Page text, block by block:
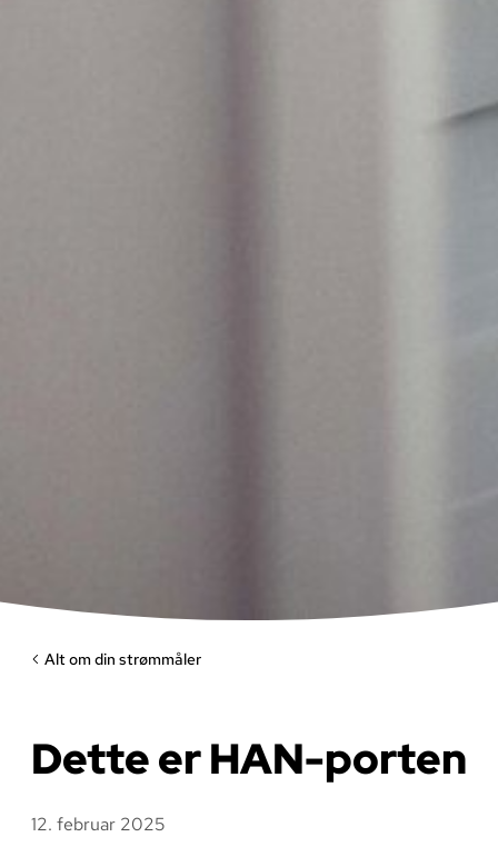
Alt om din strømmåler
Dette er HAN-porten
12. februar 2025